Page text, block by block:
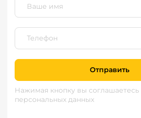
Отправить
Нажимая кнопку вы соглашаетесь
персональных данных